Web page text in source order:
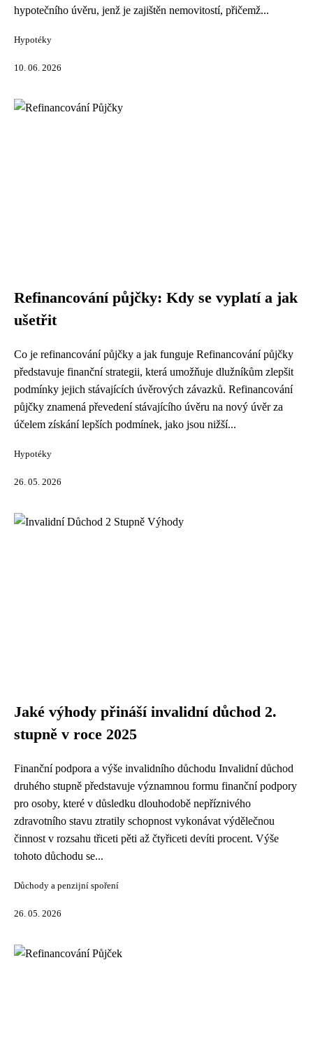
hypotečního úvěru, jenž je zajištěn nemovitostí, přičemž...
Hypotéky
10. 06. 2026
Refinancování půjčky: Kdy se vyplatí a jak
ušetřit
Co je refinancování půjčky a jak funguje Refinancování půjčky
představuje finanční strategii, která umožňuje dlužníkům zlepšit
podmínky jejich stávajících úvěrových závazků. Refinancování
půjčky znamená převedení stávajícího úvěru na nový úvěr za
účelem získání lepších podmínek, jako jsou nižší...
Hypotéky
26. 05. 2026
Jaké výhody přináší invalidní důchod 2.
stupně v roce 2025
Finanční podpora a výše invalidního důchodu Invalidní důchod
druhého stupně představuje významnou formu finanční podpory
pro osoby, které v důsledku dlouhodobě nepříznivého
zdravotního stavu ztratily schopnost vykonávat výdělečnou
činnost v rozsahu třiceti pěti až čtyřiceti devíti procent. Výše
tohoto důchodu se...
Důchody a penzijní spoření
26. 05. 2026